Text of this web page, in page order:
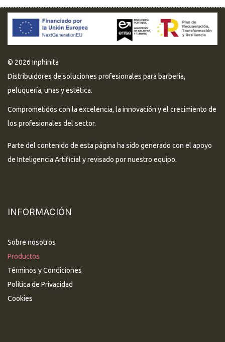
© 2026 Inphinita
Distribuidores de soluciones profesionales para barbería,
peluquería, uñas y estética.
Comprometidos con la excelencia, la innovación y el crecimiento de
los profesionales del sector.
Parte del contenido de esta página ha sido generado con el apoyo
de Inteligencia Artificial y revisado por nuestro equipo.
INFORMACIÓN
Sobre nosotros
Productos
Términos y Condiciones
Política de Privacidad
Cookies